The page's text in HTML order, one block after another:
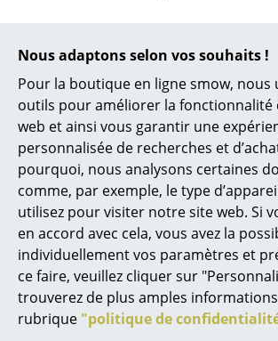
Nous adaptons selon vos souhaits !
Pour la boutique en ligne smow, nous
outils pour améliorer la fonctionnalité
web et ainsi vous garantir une
personnalisée de recherches et
pourquoi, nous analysons certaines
comme, par exemple, le type
utilisez pour visiter notre site web. Si
en accord avec cela, vous avez la
individuellement vos paramètres et
ce faire, veuillez cliquer sur
trouverez de plus amples
rubrique "politique de
Tables de chevet et Accessoires de lit
... voir tous les lits
Accessoires
Horloges
Miroirs
Figurines & Miniatures
Vases
Plateaux
String Furniture
String System
Crochets (Set de 5),
Noir
CHF 34.63
2 x en stock, livraison sous
2-3 jours ouvrables (pays
2 x en